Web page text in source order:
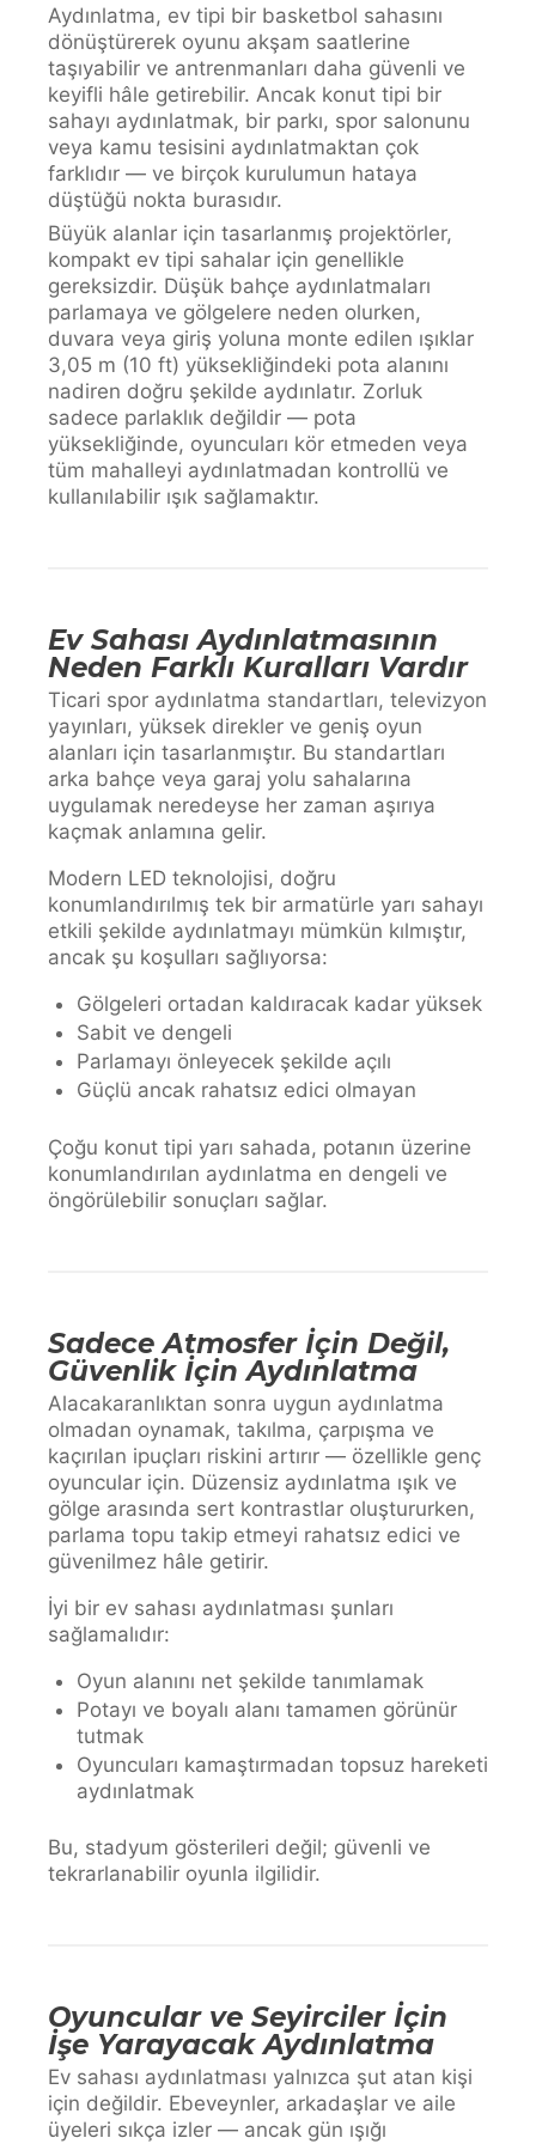
Aydınlatma, ev tipi bir basketbol sahasını
dönüştürerek oyunu akşam saatlerine
taşıyabilir ve antrenmanları daha güvenli ve
keyifli hâle getirebilir. Ancak konut tipi bir
sahayı aydınlatmak, bir parkı, spor salonunu
veya kamu tesisini aydınlatmaktan çok
farklıdır — ve birçok kurulumun hataya
düştüğü nokta burasıdır.
Büyük alanlar için tasarlanmış projektörler,
kompakt ev tipi sahalar için genellikle
gereksizdir. Düşük bahçe aydınlatmaları
parlamaya ve gölgelere neden olurken,
duvara veya giriş yoluna monte edilen ışıklar
3,05 m (10 ft) yüksekliğindeki pota alanını
nadiren doğru şekilde aydınlatır. Zorluk
sadece parlaklık değildir — pota
yüksekliğinde, oyuncuları kör etmeden veya
tüm mahalleyi aydınlatmadan kontrollü ve
kullanılabilir ışık sağlamaktır.
Ev Sahası Aydınlatmasının
Neden Farklı Kuralları Vardır
Ticari spor aydınlatma standartları, televizyon
yayınları, yüksek direkler ve geniş oyun
alanları için tasarlanmıştır. Bu standartları
arka bahçe veya garaj yolu sahalarına
uygulamak neredeyse her zaman aşırıya
kaçmak anlamına gelir.
Modern LED teknolojisi, doğru
konumlandırılmış tek bir armatürle yarı sahayı
etkili şekilde aydınlatmayı mümkün kılmıştır,
ancak şu koşulları sağlıyorsa:
Gölgeleri ortadan kaldıracak kadar yüksek
Sabit ve dengeli
Parlamayı önleyecek şekilde açılı
Güçlü ancak rahatsız edici olmayan
Çoğu konut tipi yarı sahada, potanın üzerine
konumlandırılan aydınlatma en dengeli ve
öngörülebilir sonuçları sağlar.
Sadece Atmosfer İçin Değil,
Güvenlik İçin Aydınlatma
Alacakaranlıktan sonra uygun aydınlatma
olmadan oynamak, takılma, çarpışma ve
kaçırılan ipuçları riskini artırır — özellikle genç
oyuncular için. Düzensiz aydınlatma ışık ve
gölge arasında sert kontrastlar oluştururken,
parlama topu takip etmeyi rahatsız edici ve
güvenilmez hâle getirir.
İyi bir ev sahası aydınlatması şunları
sağlamalıdır:
Oyun alanını net şekilde tanımlamak
Potayı ve boyalı alanı tamamen görünür
tutmak
Oyuncuları kamaştırmadan topsuz hareketi
aydınlatmak
Bu, stadyum gösterileri değil; güvenli ve
tekrarlanabilir oyunla ilgilidir.
Oyuncular ve Seyirciler İçin
İşe Yarayacak Aydınlatma
Ev sahası aydınlatması yalnızca şut atan kişi
için değildir. Ebeveynler, arkadaşlar ve aile
üyeleri sıkça izler — ancak gün ışığı